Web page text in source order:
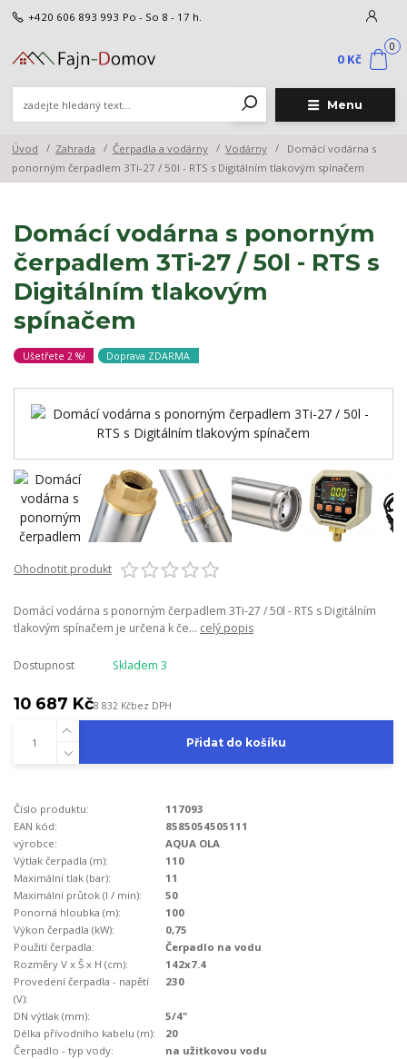
Menu
+420 606 893 993 Po - So 8 - 17 h.
0
0 Kč
Úvod Zahrada Čerpadla a vodárny Vodárny
Domácí vodárna s
ponorným čerpadlem 3Ti-27 / 50l - RTS s Digitálním tlakovým spínačem
Domácí vodárna s ponorným
čerpadlem 3Ti-27 / 50l - RTS s
Digitálním tlakovým
spínačem
Ušetřete 2 %! Doprava ZDARMA
Ohodnotit produkt
Domácí vodárna s ponorným čerpadlem 3Ti-27 / 50l - RTS s Digitálním
tlakovým spínačem je určena k če... celý popis
Dostupnost Skladem 3
10 687 Kč8 832 Kčbez DPH
Přidat do košíku
Číslo produktu:
117093
EAN kód:
8585054505111
výrobce:
AQUA OLA
Výtlak čerpadla (m):
110
Maximální tlak (bar):
11
Maximální průtok (l / min):
50
Ponorná hloubka (m):
100
Výkon čerpadla (kW):
0,75
Použití čerpadla:
Čerpadlo na vodu
Rozměry V x Š x H (cm):
142x7.4
Provedení čerpadla - napětí
(V):
230
DN výtlak (mm):
5/4"
Délka přívodního kabelu (m):
20
Čerpadlo - typ vody:
na užitkovou vodu